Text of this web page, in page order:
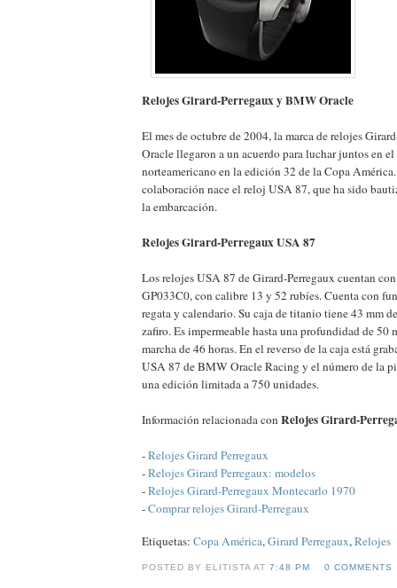
Relojes Girard-Perregaux y BMW Oracle
El mes de octubre de 2004, la marca de relojes
Oracle llegaron a un acuerdo para luchar juntos en
norteamericano en la edición 32 de la Copa
colaboración nace el reloj USA 87, que ha sido
la embarcación.
Relojes Girard-Perregaux USA 87
Los relojes USA 87 de Girard-Perregaux cuentan
GP033C0, con calibre 13 y 52 rubíes. Cuenta con
regata y calendario. Su caja de titanio tiene 43 mm
zafiro. Es impermeable hasta una profundidad de 50
marcha de 46 horas. En el reverso de la caja está
USA 87 de BMW Oracle Racing y el número de la
una edición limitada a 750 unidades.
Información relacionada con Relojes Girard-
-Relojes Girard Perregaux
-Relojes Girard Perregaux: modelos
-Relojes Girard-Perregaux Montecarlo 1970
-Comprar relojes Girard-Perregaux
Etiquetas: Copa América,Girard Perregaux,Relojes
POSTED BY ELITISTA AT7:48 PM 0 COMMENTS